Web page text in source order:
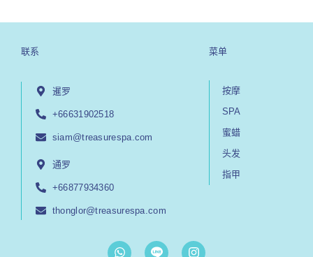
联系
暹罗
+66631902518
siam@treasurespa.com
通罗
+66877934360
thonglor@treasurespa.com
菜单
按摩
SPA
蜜蜡
头发
指甲
W
I